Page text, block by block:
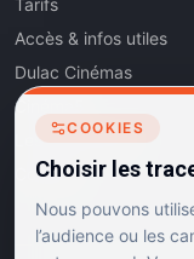
Tarifs
Accès & infos utiles
Dulac Cinémas
Cinéma5
Les Dits de l'Art
Contact
COOKIES
Choisir les
Nous pouvons
l’audience ou les